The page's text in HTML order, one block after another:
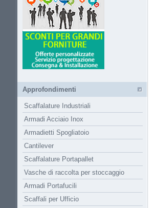
Approfondimenti
Scaffalature Industriali
Armadi Acciaio Inox
Armadietti Spogliatoio
Cantilever
Scaffalature Portapallet
Vasche di raccolta per stoccaggio
Armadi Portafucili
Scaffali per Ufficio